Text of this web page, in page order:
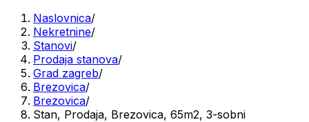
Naslovnica/
Nekretnine/
Stanovi/
Prodaja stanova/
Grad zagreb/
Brezovica/
Brezovica/
Stan, Prodaja, Brezovica, 65m2, 3-sobni